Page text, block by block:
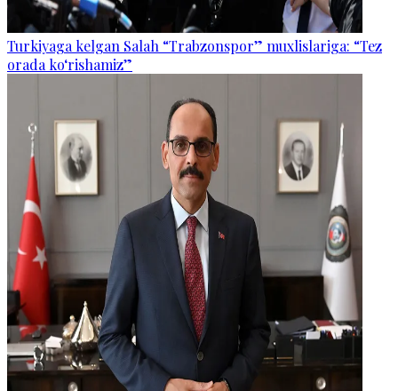
Turkiyaga kelgan Salah “Trabzonspor” muxlislariga: “Tez
orada ko‘rishamiz”